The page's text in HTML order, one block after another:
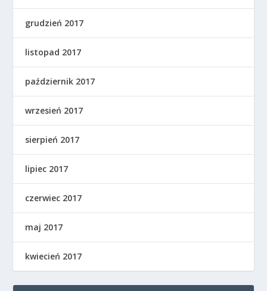
grudzień 2017
listopad 2017
październik 2017
wrzesień 2017
sierpień 2017
lipiec 2017
czerwiec 2017
maj 2017
kwiecień 2017